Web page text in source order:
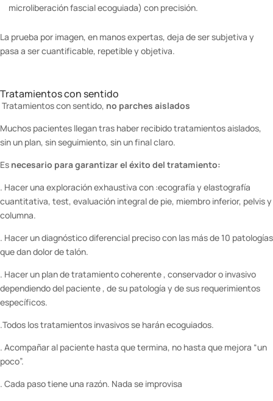
microliberación fascial ecoguiada) con precisión.
La prueba por imagen, en manos expertas, deja de ser subjetiva y
pasa a ser cuantificable, repetible y objetiva.
Tratamientos con sentido
Tratamientos con sentido, no parches aislados
Muchos pacientes llegan tras haber recibido tratamientos aislados,
sin un plan, sin seguimiento, sin un final claro.
Es necesario para garantizar el éxito del tratamiento:
. Hacer una exploración exhaustiva con :ecografía y elastografía
cuantitativa, test, evaluación integral de pie, miembro inferior, pelvis y
columna.
. Hacer un diagnóstico diferencial preciso con las más de 10 patologías
que dan dolor de talón.
. Hacer un plan de tratamiento coherente , conservador o invasivo
dependiendo del paciente , de su patología y de sus requerimientos
específicos.
.Todos los tratamientos invasivos se harán ecoguiados.
. Acompañar al paciente hasta que termina, no hasta que mejora “un
poco”.
. Cada paso tiene una razón. Nada se improvisa